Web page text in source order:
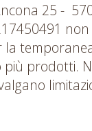
25 -
la
più prodotti.